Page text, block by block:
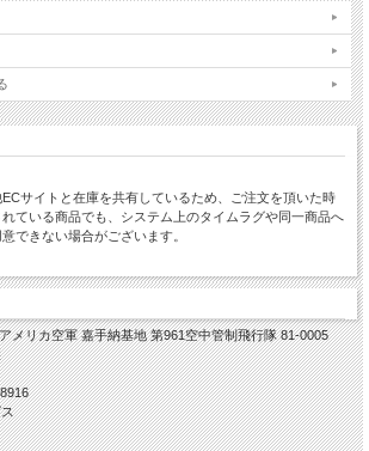
サイトと在庫を共有しているため、ご注文を頂いた時
ている商品でも、システム上のタイムラグや同一商品へ
できない場合がございます。
メリカ空軍 嘉手納基地 第961空中管制飛行隊 81-0005